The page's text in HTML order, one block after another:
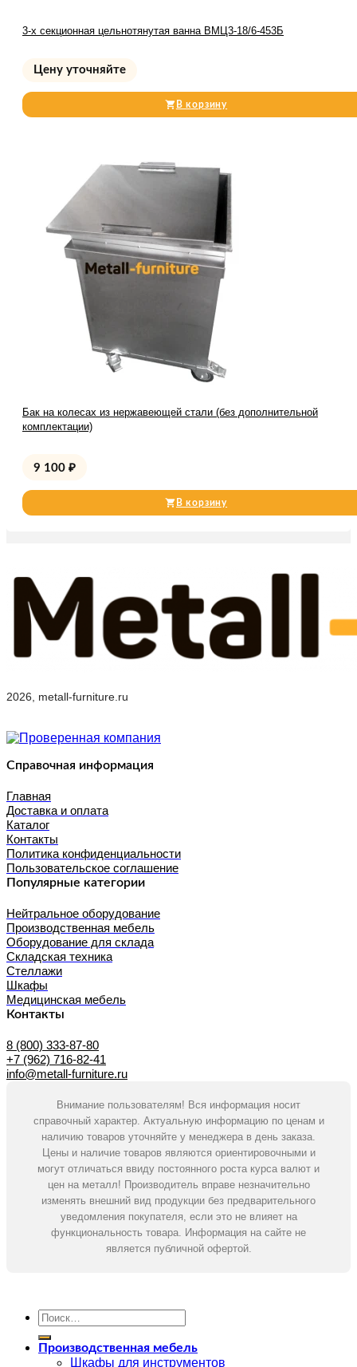
3-х секционная цельнотянутая ванна ВМЦ3-18/6-453Б
Цену уточняйте
В корзину
Бак на колесах из нержавеющей стали (без дополнительной
комплектации)
9 100 ₽
В корзину
2026, metall-furniture.ru
Справочная информация
Главная
Доставка и оплата
Каталог
Контакты
Политика конфиденциальности
Пользовательское соглашение
Популярные категории
Нейтральное оборудование
Производственная мебель
Оборудование для склада
Складская техника
Стеллажи
Шкафы
Медицинская мебель
Контакты
8 (800) 333-87-80
+7 (962) 716-82-41
info@metall-furniture.ru
Внимание пользователям! Вся информация носит
справочный характер. Актуальную информацию по ценам и
наличию товаров уточняйте у менеджера в день заказа.
Цены и наличие товаров являются ориентировочными и
могут отличаться ввиду постоянного роста курса валют и
цен на металл! Производитель вправе незначительно
изменять внешний вид продукции без предварительного
уведомления покупателя, если это не влияет на
функциональность товара. Информация на сайте не
является публичной офертой.
Искать:
Производственная мебель
Шкафы для инструментов